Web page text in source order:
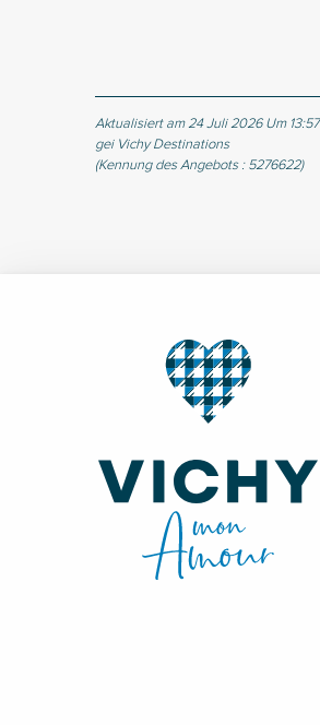
Aktualisiert am 24 Juli 2026 Um 13:57
gei Vichy Destinations
(Kennung des Angebots : 5276622)